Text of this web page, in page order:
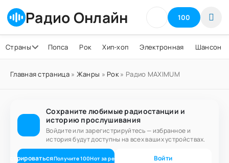
Радио Онлайн 100
Страны Попса Рок Хип-хоп Электронная Шансон
Главная страница» Жанры » Рок» Радио MAXIMUM
Сохраните любимые радиостанции и
историю прослушивания
Войдите или зарегистрируйтесь — избранное и
история будут доступны на всех ваших устройствах.
Получите100Нот за регистрацию Войти